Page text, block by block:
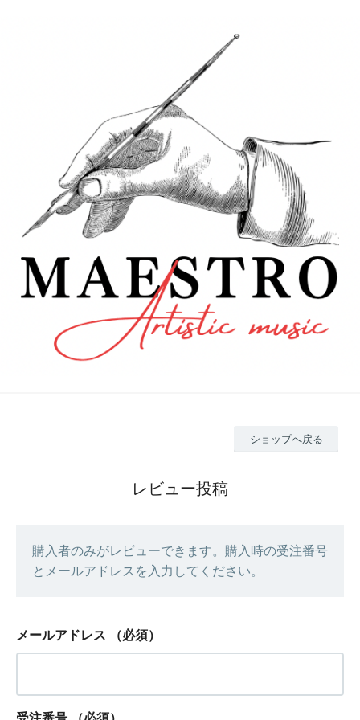
ショップへ戻る
レビュー投稿
購入者のみがレビューできます。購入時の受注番号
とメールアドレスを入力してください。
メールアドレス （必須）